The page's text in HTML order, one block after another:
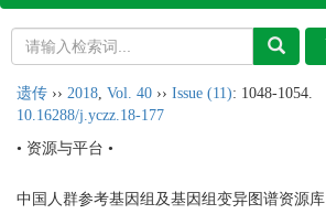
遗传 ›› 2018 Vol. 40 ›› Issue (11): 1048-1054.
10.16288/j.yczz.18-177
• 资源与平台 •
中国人群参考基因组及基因组变异图谱资源库